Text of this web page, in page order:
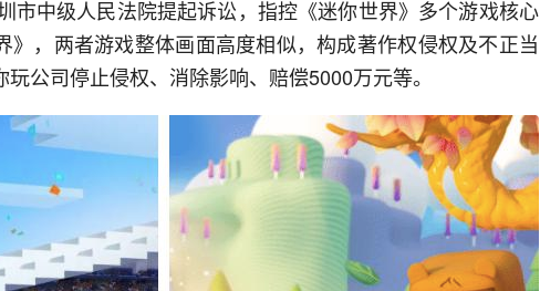
市中级人民法院提起诉讼，指控《迷你世界》多个游戏核心
》，两者游戏整体画面高度相似，构成著作权侵权及不正当
公司停止侵权、消除影响、赔偿5000万元等。